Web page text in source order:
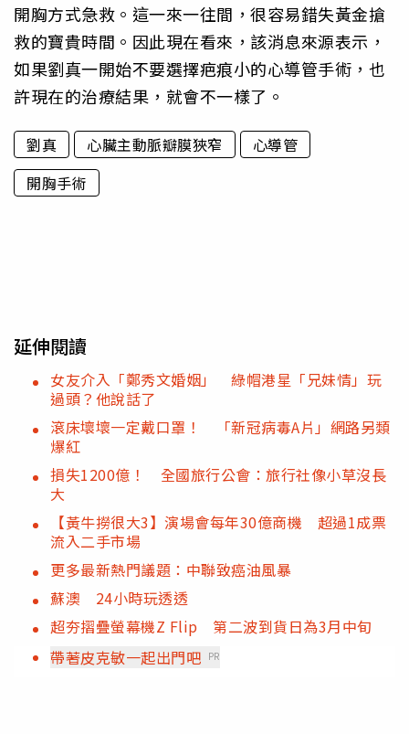
開胸方式急救。這一來一往間，很容易錯失黃金搶
救的寶貴時間。因此現在看來，該消息來源表示，
如果劉真一開始不要選擇疤痕小的心導管手術，也
許現在的治療結果，就會不一樣了。
劉真 心臟主動脈瓣膜狹窄
心導管
開胸手術
延伸閱讀
女友介入「鄭秀文婚姻」 綠帽港星「兄妹情」玩
過頭？他說話了
滾床壞壞一定戴口罩！ 「新冠病毒A片」網路另類
爆紅
損失1200億！ 全國旅行公會：旅行社像小草沒長
大
【黃牛撈很大3】演場會每年30億商機 超過1成票
流入二手市場
更多最新熱門議題：中聯致癌油風暴
蘇澳 24小時玩透透
超夯摺疊螢幕機Z Flip 第二波到貨日為3月中旬
帶著皮克敏一起出門吧 PR